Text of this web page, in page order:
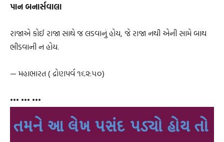
પાન બનાર્સવાલા
રાજાએ કોઈ રાજા સાથે જ લડવાનું હોય, જે રાજા નથી એની સામે બાથ
ભીડવાની ન હોય.
— મહાભારત ( દ્રોણપર્વ ૧૬૨:૫૦)
••• ••• •••